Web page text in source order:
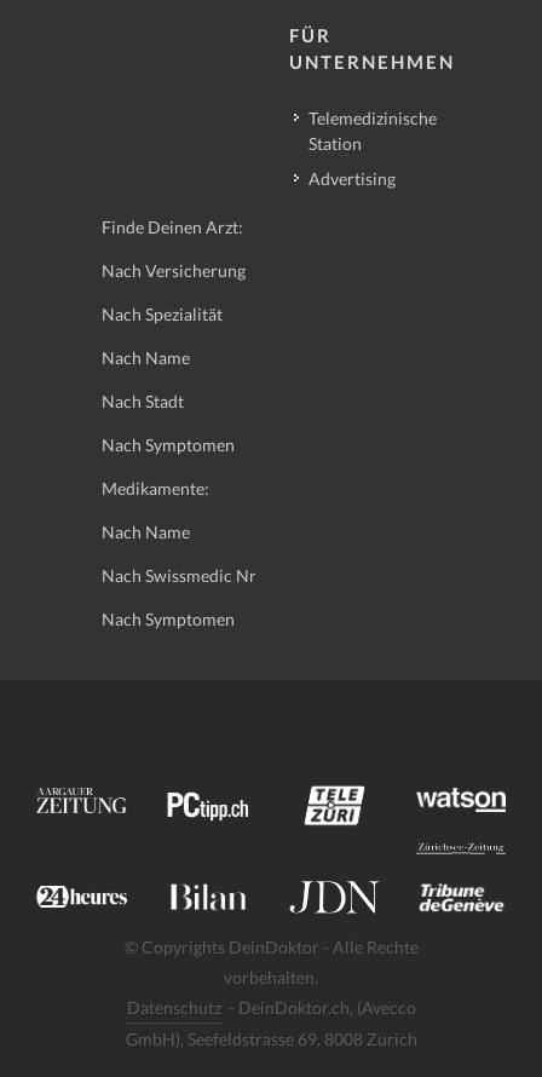
FÜR
UNTERNEHMEN
Telemedizinische
Station
Advertising
Finde Deinen Arzt:
Nach Versicherung
Nach Spezialität
Nach Name
Nach Stadt
Nach Symptomen
Medikamente:
Nach Name
Nach Swissmedic Nr
Nach Symptomen
© Copyrights DeinDoktor - Alle Rechte
vorbehalten.
Datenschutz - DeinDoktor.ch, (Avecco
GmbH), Seefeldstrasse 69, 8008 Zurich